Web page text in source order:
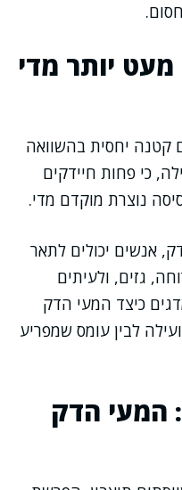
יותר מדי
קטנה יחסית בהשוואה
כי פחות חיידקים
נוצרת מוקדם מדי.
אנשים יכולים לתאר
גזים, ולעיתים
כיצד המעי הדק
לבין עומס שמפריע
המעי הדק